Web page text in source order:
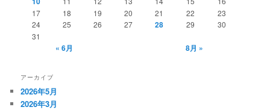
17
18 19 20 21 22
23
24
25 26 27 28 29
30
31
« 6月 8月 »
アーカイブ
2026年5月
2026年3月